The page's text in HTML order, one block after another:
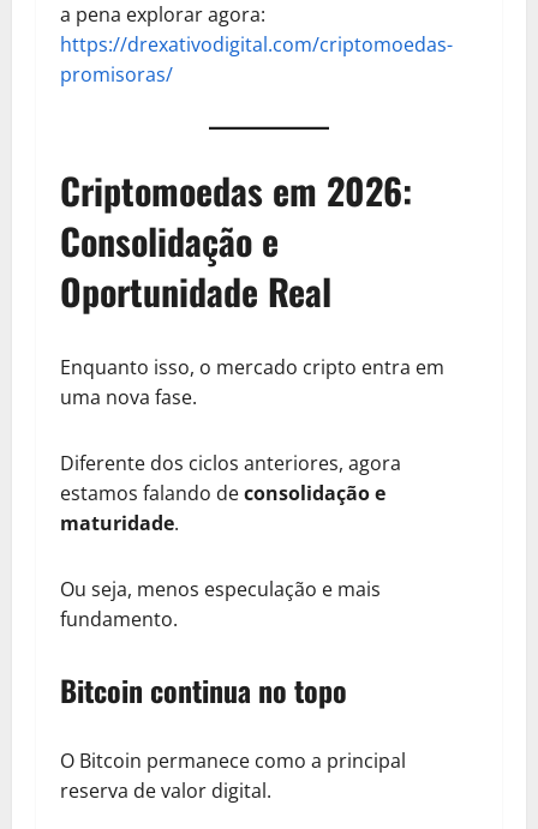
a pena explorar agora:
https://drexativodigital.com/criptomoedas-
promisoras/
Criptomoedas em 2026:
Consolidação e
Oportunidade Real
Enquanto isso, o mercado cripto entra em
uma nova fase.
Diferente dos ciclos anteriores, agora
estamos falando deconsolidação e
maturidade.
Ou seja, menos especulação e mais
fundamento.
Bitcoin continua no topo
O Bitcoin permanece como a principal
reserva de valor digital.